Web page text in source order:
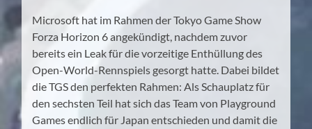
Microsoft hat im Rahmen der Tokyo Game Show
Forza Horizon 6 angekündigt, nachdem zuvor
bereits ein Leak für die vorzeitige Enthüllung des
Open-World-Rennspiels gesorgt hatte. Dabei bildet
die TGS den perfekten Rahmen: Als Schauplatz für
den sechsten Teil hat sich das Team von Playground
Games endlich für Japan entschieden und damit die